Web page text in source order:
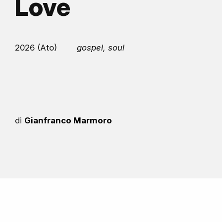
Love
2026 (Ato) gospel, soul
di Gianfranco Marmoro